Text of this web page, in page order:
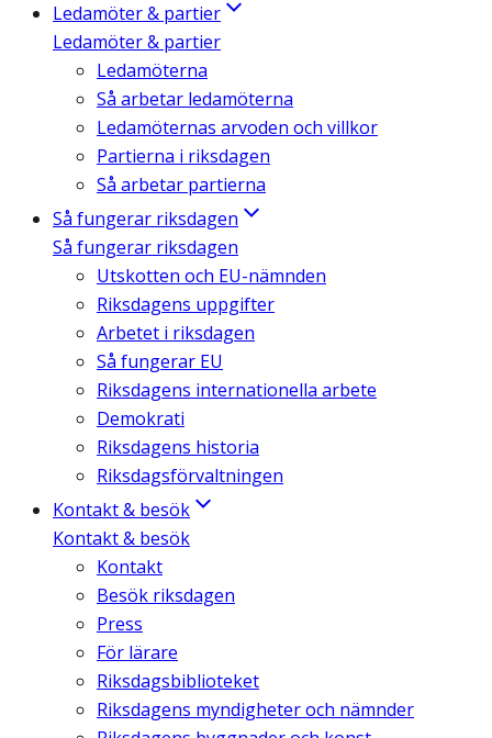
Ledamöter & partier
Ledamöter & partier
Ledamöterna
Så arbetar ledamöterna
Ledamöternas arvoden och villkor
Partierna i riksdagen
Så arbetar partierna
Så fungerar riksdagen
Så fungerar riksdagen
Utskotten och EU-nämnden
Riksdagens uppgifter
Arbetet i riksdagen
Så fungerar EU
Riksdagens internationella arbete
Demokrati
Riksdagens historia
Riksdagsförvaltningen
Kontakt & besök
Kontakt & besök
Kontakt
Besök riksdagen
Press
För lärare
Riksdagsbiblioteket
Riksdagens myndigheter och nämnder